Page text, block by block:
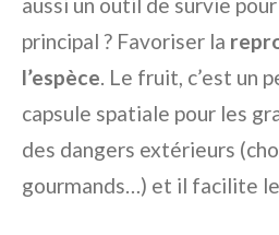
principal ? Favoriser la
l’espèce. Le fruit, c’est un
capsule spatiale pour les
des dangers extérieurs
gourmands…) et il facilite